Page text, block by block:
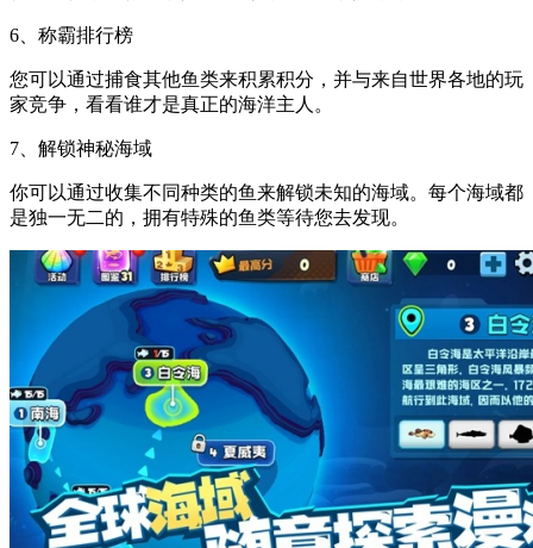
6、称霸排行榜
您可以通过捕食其他鱼类来积累积分，并与来自世界各地的玩
家竞争，看看谁才是真正的海洋主人。
7、解锁神秘海域
你可以通过收集不同种类的鱼来解锁未知的海域。每个海域都
是独一无二的，拥有特殊的鱼类等待您去发现。